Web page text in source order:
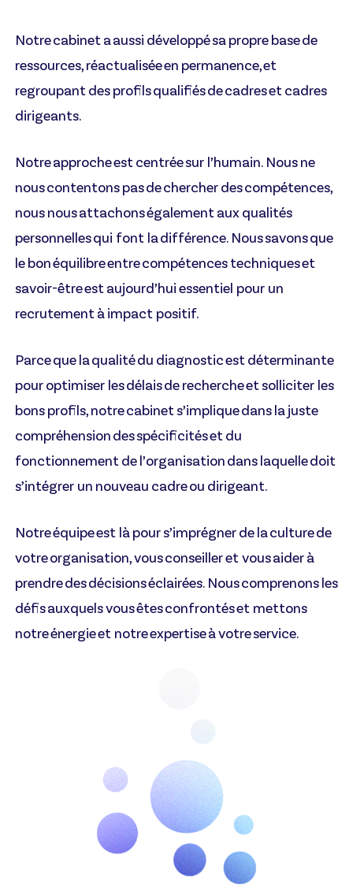
Notre cabinet a aussi développé sa propre base de
ressources, réactualisée en permanence, et
regroupant des profils qualifiés de cadres et cadres
dirigeants.
Notre approche est centrée sur l’humain. Nous ne
nous contentons pas de chercher des compétences,
nous nous attachons également aux qualités
personnelles qui font la différence. Nous savons que
le bon équilibre entre compétences techniques et
savoir-être est aujourd’hui essentiel pour un
recrutement à impact positif.
Parce que la qualité du diagnostic est déterminante
pour optimiser les délais de recherche et solliciter les
bons profils, notre cabinet s’implique dans la juste
compréhension des spécificités et du
fonctionnement de l’organisation dans laquelle doit
s’intégrer un nouveau cadre ou dirigeant.
Notre équipe est là pour s’imprégner de la culture de
votre organisation, vous conseiller et vous aider à
prendre des décisions éclairées. Nous comprenons les
défis auxquels vous êtes confrontés et mettons
notre énergie et notre expertise à votre service.